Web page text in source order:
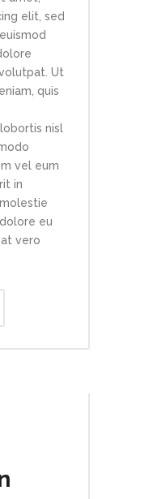
elit, sed
Ut
quis
nisl
vel eum
in
eu
vero